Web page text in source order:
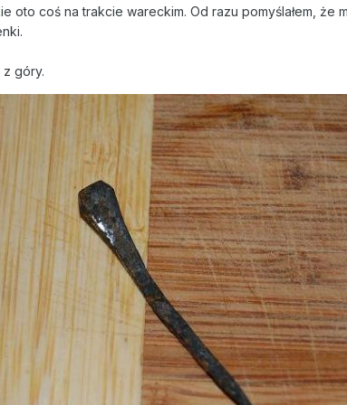
oto coś na trakcie wareckim. Od razu pomyślałem,
z góry.